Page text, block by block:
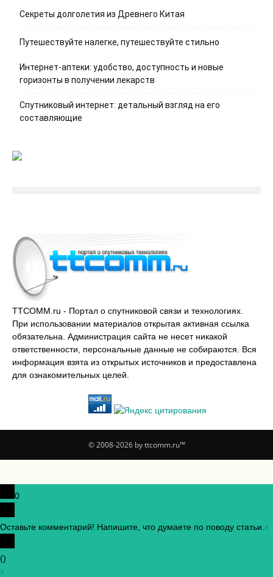
Секреты долголетия из Древнего Китая
Путешествуйте налегке, путешествуйте стильно
Интернет-аптеки: удобство, доступность и новые
горизонты в получении лекарств
Спутниковый интернет: детальный взгляд на его
составляющие
TTCOMM.ru - Портал о спутниковой связи и технологиях.
При использовании материалов открытая активная ссылка
обязательна. Администрация сайта не несет никакой
ответственности, персональные данные не собираются. Вся
информация взята из открытых источников и предоставлена
для ознакомительных целей.
© 2008-2026 by ttcomm.ru™
0
Оставьте комментарий! Напишите, что думаете по поводу статьи. x
()
x